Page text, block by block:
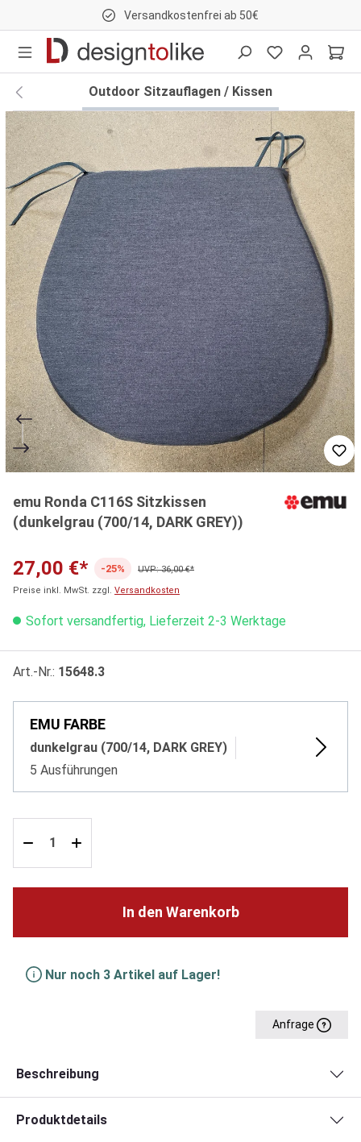
Versandkostenfrei ab 50€
Outdoor Sitzauflagen / Kissen
Bildergalerie überspringen
emu Ronda C116S Sitzkissen
(dunkelgrau (700/14, DARK GREY))
27,00 €* -25%
UVP: 36,00 €*
Preise inkl. MwSt. zzgl. Versandkosten
Sofort versandfertig, Lieferzeit 2-3 Werktage
Art.-Nr.: 15648.3
EMU FARBE
dunkelgrau (700/14, DARK GREY)
5 Ausführungen
In den Warenkorb
Nur noch 3 Artikel auf Lager!
Anfrage
Beschreibung
Produktdetails